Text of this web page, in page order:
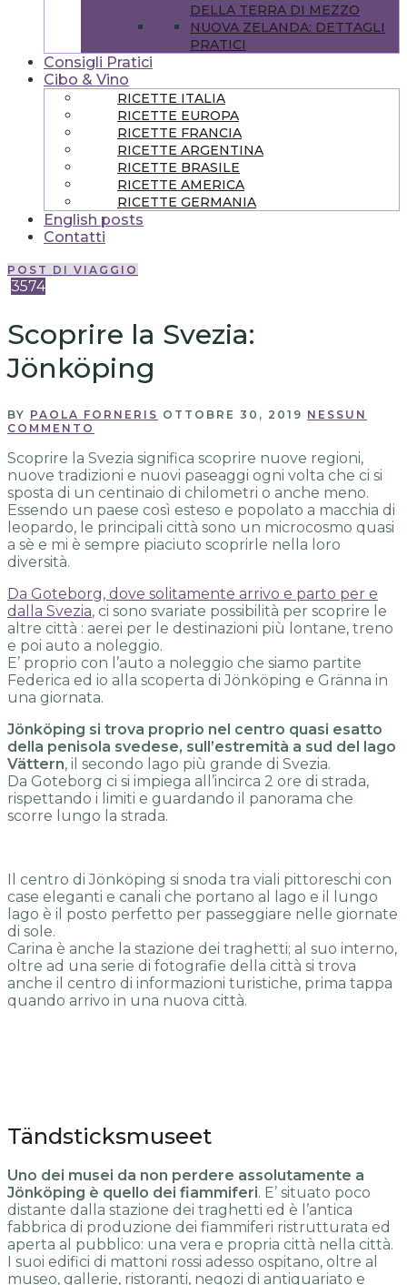
DELLA TERRA DI MEZZO
NUOVA ZELANDA: DETTAGLI
PRATICI
Consigli Pratici
Cibo & Vino
RICETTE ITALIA
RICETTE EUROPA
RICETTE FRANCIA
RICETTE ARGENTINA
RICETTE BRASILE
RICETTE AMERICA
RICETTE GERMANIA
English posts
Contatti
POST DI VIAGGIO
3574
Scoprire la Svezia:
Jönköping
BY PAOLA FORNERIS OTTOBRE 30, 2019 NESSUN
COMMENTO
Scoprire la Svezia significa scoprire nuove regioni,
nuove tradizioni e nuovi paseaggi ogni volta che ci si
sposta di un centinaio di chilometri o anche meno.
Essendo un paese così esteso e popolato a macchia di
leopardo, le principali città sono un microcosmo quasi
a sè e mi è sempre piaciuto scoprirle nella loro
diversità.
Da Goteborg, dove solitamente arrivo e parto per e
dalla Svezia, ci sono svariate possibilità per scoprire le
altre città : aerei per le destinazioni più lontane, treno
e poi auto a noleggio.
E’ proprio con l’auto a noleggio che siamo partite
Federica ed io alla scoperta di Jönköping e Gränna in
una giornata.
Jönköping si trova proprio nel centro quasi esatto
della penisola svedese, sull’estremità a sud del lago
Vättern, il secondo lago più grande di Svezia.
Da Goteborg ci si impiega all’incirca 2 ore di strada,
rispettando i limiti e guardando il panorama che
scorre lungo la strada.
Il centro di Jönköping si snoda tra viali pittoreschi con
case eleganti e canali che portano al lago e il lungo
lago è il posto perfetto per passeggiare nelle giornate
di sole.
Carina è anche la stazione dei traghetti; al suo interno,
oltre ad una serie di fotografie della città si trova
anche il centro di informazioni turistiche, prima tappa
quando arrivo in una nuova città.
Tändsticksmuseet
Uno dei musei da non perdere assolutamente a
Jönköping è quello dei fiammiferi. E’ situato poco
distante dalla stazione dei traghetti ed è l’antica
fabbrica di produzione dei fiammiferi ristrutturata ed
aperta al pubblico: una vera e propria città nella città.
I suoi edifici di mattoni rossi adesso ospitano, oltre al
museo, gallerie, ristoranti, negozi di antiquariato e